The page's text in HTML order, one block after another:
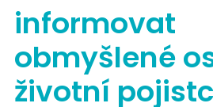
informovat
obmyšlené
životní